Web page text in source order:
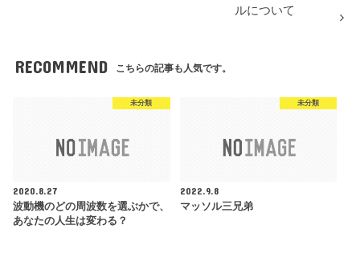
ルについて
RECOMMEND こちらの記事も人気です。
未分類
2020.8.27
波動機のどの周波数を選ぶかで、
あなたの人生は変わる？
未分類
2022.9.8
マッソル三兄弟